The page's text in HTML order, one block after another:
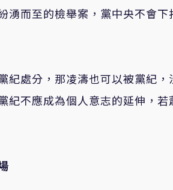
湧而至的檢舉案，黨中央不會下
紀處分，那凌濤也可以被黨紀，
紀不應成為個人意志的延伸，若